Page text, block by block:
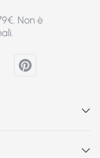
Non è